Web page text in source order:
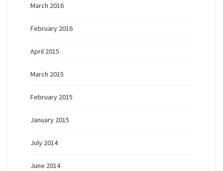
March 2016
February 2016
April 2015
March 2015
February 2015
January 2015
July 2014
June 2014